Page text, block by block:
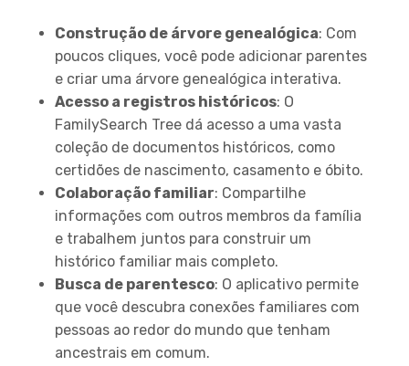
Construção de árvore genealógica: Com
poucos cliques, você pode adicionar parentes
e criar uma árvore genealógica interativa.
Acesso a registros históricos: O
FamilySearch Tree dá acesso a uma vasta
coleção de documentos históricos, como
certidões de nascimento, casamento e óbito.
Colaboração familiar: Compartilhe
informações com outros membros da família
e trabalhem juntos para construir um
histórico familiar mais completo.
Busca de parentesco: O aplicativo permite
que você descubra conexões familiares com
pessoas ao redor do mundo que tenham
ancestrais em comum.